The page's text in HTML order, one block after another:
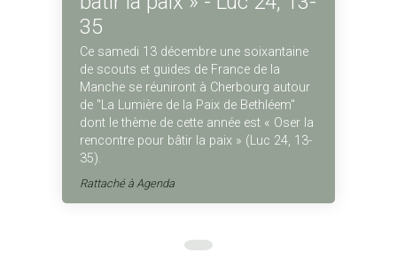
35
Ce samedi 13 décembre une soixantaine
de scouts et guides de France de la
Manche se réuniront à Cherbourg autour
de "La Lumière de la Paix de Bethléem"
dont le thème de cette année est « Oser la
rencontre pour bâtir la paix » (Luc 24, 13-
35).
Rattaché à Agenda